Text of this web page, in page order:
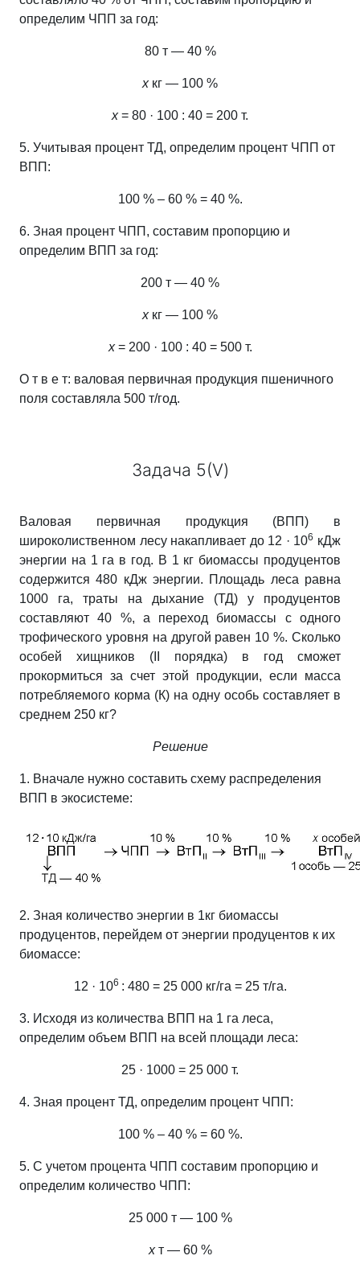
определим ЧПП за год:
80 т — 40 %
хкг — 100 %
х= 80 · 100 : 40 = 200 т.
5. Учитывая процент ТД, определим процент ЧПП от
ВПП:
100 % – 60 % = 40 %.
6. Зная процент ЧПП, составим пропорцию и
определим ВПП за год:
200 т — 40 %
хкг — 100 %
х= 200 · 100 : 40 = 500 т.
О т в е т: валовая первичная продукция пшеничного
поля составляла 500 т/год.
Задача 5(V)
Валовая первичная продукция (ВПП) в
широколиственном лесу накапливает до 12 · 106 кДж
энергии на 1 га в год. В 1 кг биомассы продуцентов
содержится 480 кДж энергии. Площадь леса равна
1000 га, траты на дыхание (ТД) у продуцентов
составляют 40 %, а переход биомассы с одного
трофического уровня на другой равен 10 %. Сколько
особей хищников (ІІ порядка) в год сможет
прокормиться за счет этой продукции, если масса
потребляемого корма (К) на одну особь составляет в
среднем 250 кг?
Решение
1. Вначале нужно составить схему распределения
ВПП в экосистеме:
2. Зная количество энергии в 1кг биомассы
продуцентов, перейдем от энергии продуцентов к их
биомассе:
12 · 106 : 480 = 25 000 кг/га = 25 т/га.
3. Исходя из количества ВПП на 1 га леса,
определим объем ВПП на всей площади леса:
25 · 1000 = 25 000 т.
4. Зная процент ТД, определим процент ЧПП:
100 % – 40 % = 60 %.
5. С учетом процента ЧПП составим пропорцию и
определим количество ЧПП:
25 000 т — 100 %
хт — 60 %